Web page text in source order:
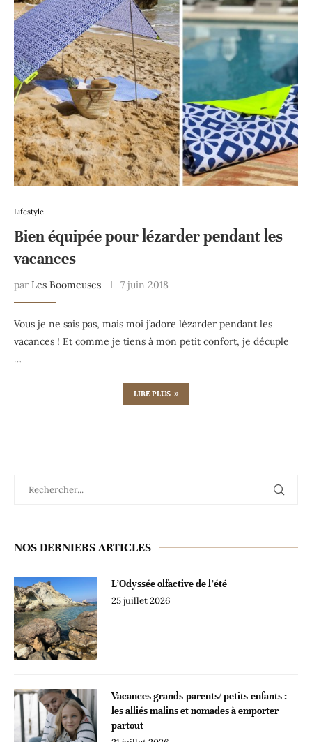
Lifestyle
Bien équipée pour lézarder pendant les
vacances
par Les Boomeuses 7 juin 2018
Vous je ne sais pas, mais moi j’adore lézarder pendant les
vacances ! Et comme je tiens à mon petit confort, je décuple
…
LIRE PLUS
NOS DERNIERS ARTICLES
L’Odyssée olfactive de l’été
25 juillet 2026
Vacances grands-parents/ petits-enfants :
les alliés malins et nomades à emporter
partout